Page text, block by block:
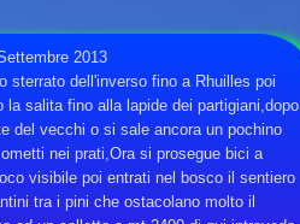
2013
sterrato dell'inverso fino a Rhuilles poi
salita fino alla lapide dei partigiani,dopo
del vecchi o si sale ancora un pochino
nei prati,Ora si prosegue bici a
visibile poi entrati nel bosco il sentiero
tra i pini che ostacolano molto il